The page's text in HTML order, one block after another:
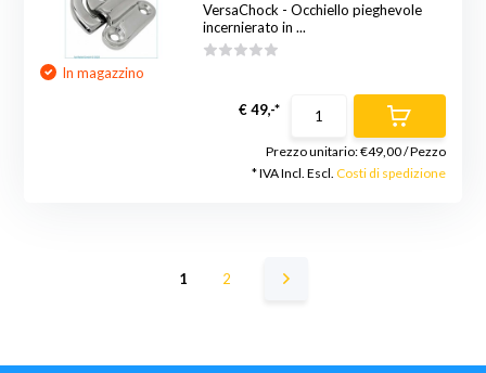
VersaChock - Occhiello pieghevole
incernierato in ...
In magazzino
€ 49,-*
Prezzo unitario:€49,00/Pezzo
* IVA Incl. Escl. Costi di spedizione
1 2